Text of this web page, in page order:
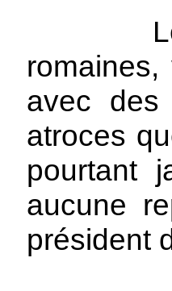
Les
avec des
atroces
pourtant
aucune
président